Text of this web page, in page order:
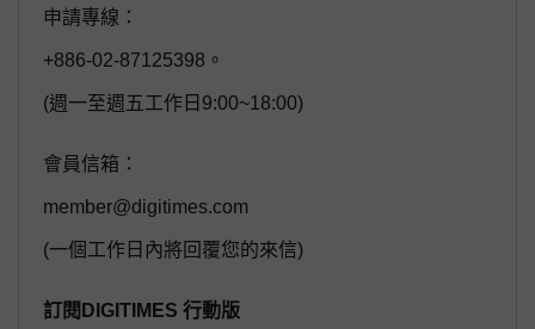
申請專線：
+886-02-87125398。
(週一至週五工作日9:00~18:00)
會員信箱：
member@digitimes.com
(一個工作日內將回覆您的來信)
訂閱DIGITIMES 行動版